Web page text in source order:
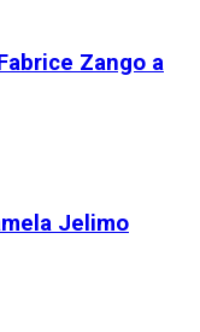
Zango a
Jelimo